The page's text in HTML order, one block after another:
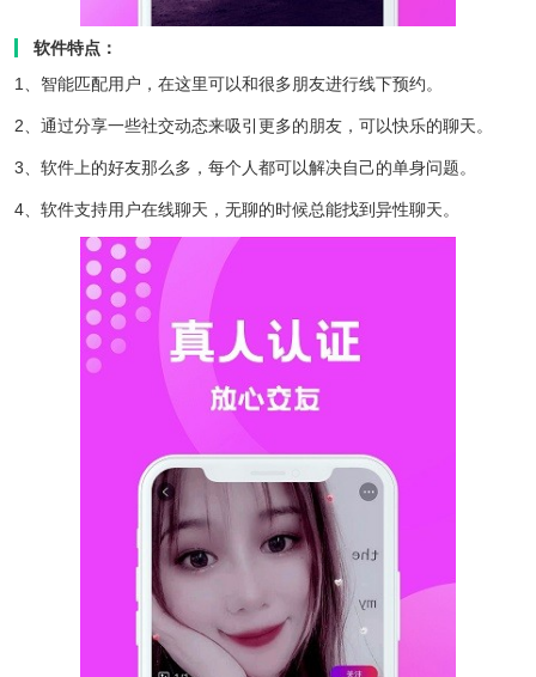
软件特点：
1、智能匹配用户，在这里可以和很多朋友进行线下预约。
2、通过分享一些社交动态来吸引更多的朋友，可以快乐的聊天。
3、软件上的好友那么多，每个人都可以解决自己的单身问题。
4、软件支持用户在线聊天，无聊的时候总能找到异性聊天。